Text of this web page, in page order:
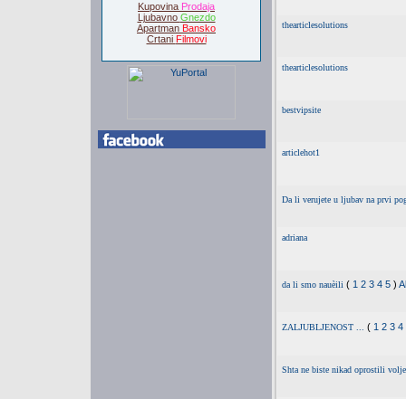
Kupovina Prodaja
Ljubavno Gnezdo
Apartman Bansko
Crtani Filmovi
thearticlesolutions
thearticlesolutions
bestvipsite
articlehot1
Da li verujete u ljubav na prvi
adriana
da li smo nauèili ( 1 2 3 4 5 )
ZALJUBLJENOST ... ( 1 2 3 4
Shta ne biste nikad oprostili